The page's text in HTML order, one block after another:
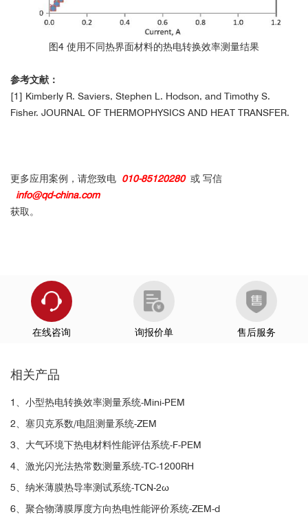
图4 使用不同热界面材料的热电转换效率测量结果
参考文献：
[1] Kimberly R. Saviers, Stephen L. Hodson, and Timothy S.
Fisher. JOURNAL OF THERMOPHYSICS AND HEAT TRANSFER.
更多应用案例，请您致电 010-85120280或 写信
info@qd-china.com
获取。
在线咨询 询报价单 售后服务
相关产品
1、小型热电转换效率测量系统-Mini-PEM
2、塞贝克系数/电阻测量系统-ZEM
3、大气环境下热电材料性能评估系统-F-PEM
4、激光闪光法热常数测量系统-TC-1200RH
5、纳米薄膜热导率测试系统-TCN-2ω
6、聚合物薄膜厚度方向热电性能评价系统-ZEM-d